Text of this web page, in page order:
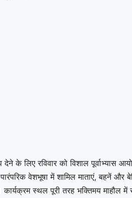
देने के लिए रविवार को विशाल पूर्वाभ्यास
वेशभूषा में शामिल माताएं, बहनें और
स्थल पूरी तरह भक्तिमय माहौल में